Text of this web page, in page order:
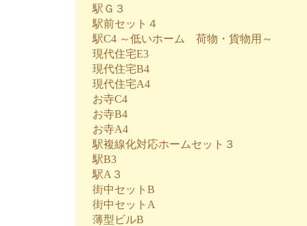
駅Ｇ３
駅前セット４
駅C4 ～低いホーム 荷物・貨物用～
現代住宅E3
現代住宅B4
現代住宅A4
お寺C4
お寺B4
お寺A4
駅複線化対応ホームセット３
駅B3
駅A３
街中セットB
街中セットA
薄型ビルB